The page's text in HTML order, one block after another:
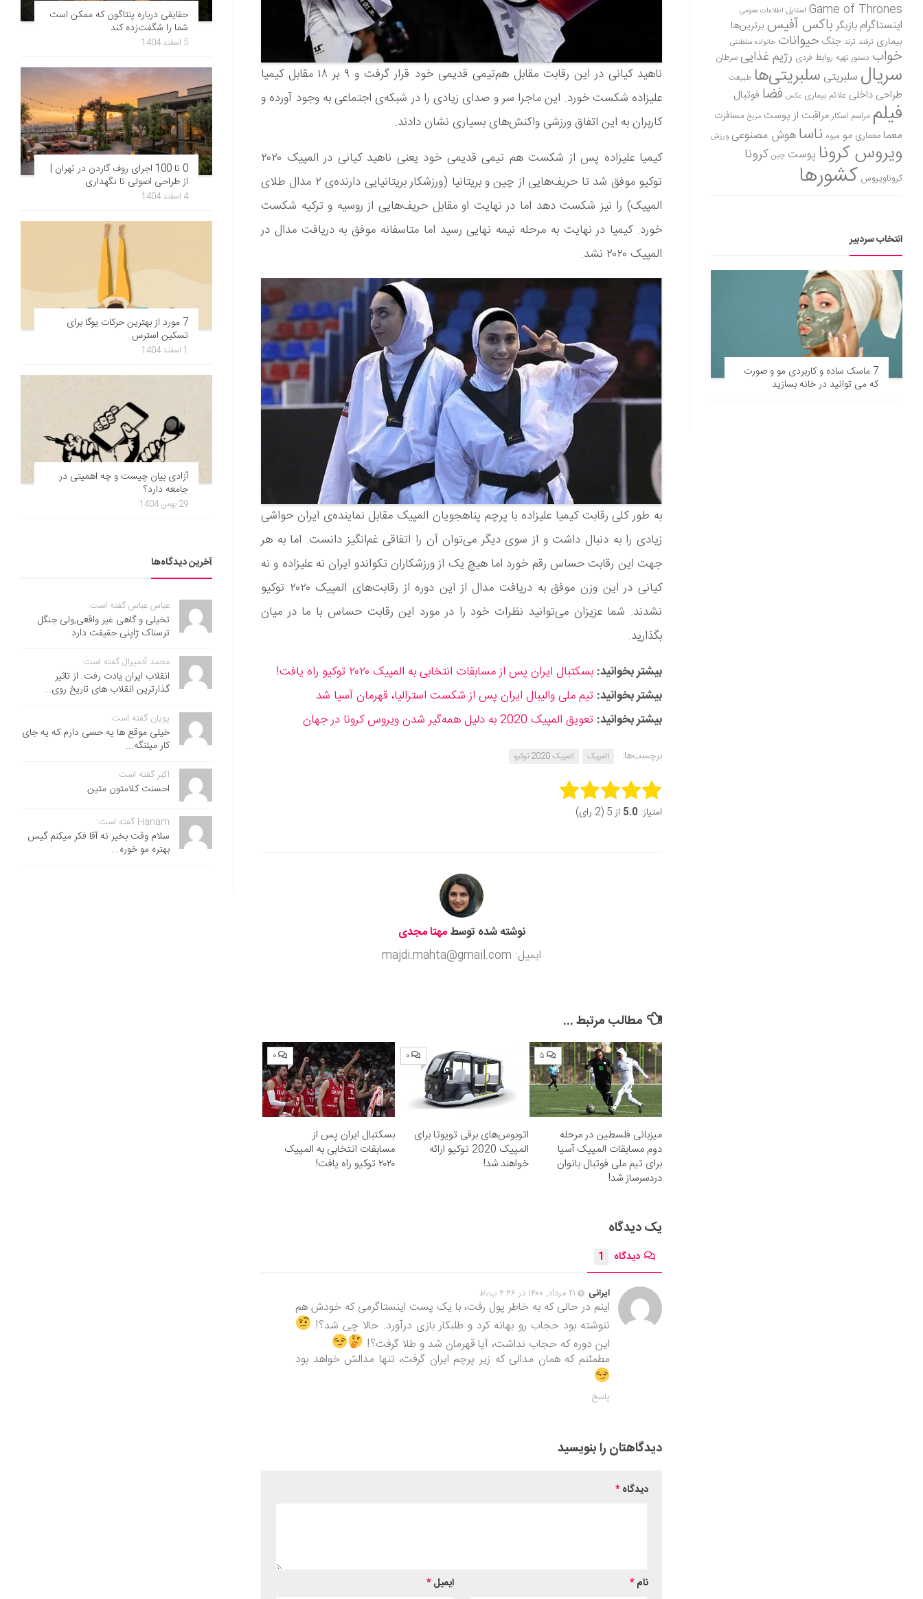
ناهید کیانی در این رقابت مقابل هم‌تیمی قدیمی خود قرار گرفت و ۹ بر ۱۸ مقابل کیمیا‌
علیزاده شکست خورد. این ماجرا سر و صدای زیادی را در شبکه‌ی اجتماعی به وجود آورده و
کاربران به این اتفاق ورزشی واکنش‌های بسیاری نشان دادند.
کیمیا علیزاده پس از شکست هم تیمی قدیمی خود یعنی ناهید کیانی در المپیک ۲۰۲۰
توکیو موفق شد تا حریف‌هایی از چین و بریتانیا (ورزشکار بریتانیایی دارنده‌ی ۲ مدال طلای
المپیک) را نیز شکست دهد اما در نهایت او مقابل حریف‌هایی از روسیه و ترکیه شکست
خورد. کیمیا در نهایت به مرحله نیمه نهایی رسید اما متاسفانه موفق به دریافت مدال در
المپیک ۲۰۲۰ نشد.
به طور کلی رقابت کیمیا علیزاده با پرچم پناهجویان المپیک مقابل نماینده‌ی ایران حواشی
زیادی را به دنبال داشت و از سوی دیگر می‌توان آن را اتفاقی غم‌انگیز دانست. اما به هر
جهت این رقابت حساس رقم خورد اما هیچ یک از ورزشکاران تکواندو ایران نه علیزاده و نه
کیانی در این وزن موفق به دریافت مدال از این دوره از رقابت‌های المپیک ۲۰۲۰ توکیو
نشدند. شما عزیزان می‌توانید نظرات خود را در مورد این رقابت حساس با ما در میان
بگذارید.
بیشتر بخوانید: بسکتبال ایران پس از مسابقات انتخابی به المپیک ۲۰۲۰ توکیو راه یافت!
بیشتر بخوانید: تیم ملی والیبال ایران پس از شکست استرالیا، قهرمان آسیا شد
بیشتر بخوانید: تعویق المپیک 2020 به دلیل همه‌گیر شدن ویروس کرونا در جهان
برچسب‌ها: المپیک المپیک 2020 توکیو
Rate this item:
امتیاز: 5.0 از 5 (2 رای)
نوشته شده توسطمهتا مجدی
ایمیل: majdi.mahta@gmail.com
مطالب مرتبط ...
۵
میزبانی فلسطین در مرحله
دوم مسابقات المپیک آسیا
برای تیم ملی فوتبال بانوان
دردسرساز شد!
۰
اتوبوس‌های برقی تویوتا برای
المپیک 2020 توکیو ارائه
خواهند شد!
۰
بسکتبال ایران پس از
مسابقات انتخابی به المپیک
۲۰۲۰ توکیو راه یافت!
یک دیدگاه
دیدگاه 1
ایرانی ۲۱ مرداد, ۱۴۰۰ در ۴:۴۶ ب٫ظ
اینم در حالی که به خاطر پول رفت، با یک پست اینستاگرمی که خودش هم
ننوشته بود حجاب رو بهانه کرد و طلبکار بازی درآورد. حالا چی شد؟!
این دوره که حجاب نداشت، آیا قهرمان شد و طلا گرفت؟!
مطمئنم که همان مدالی که زیر پرچم ایران گرفت، تنها مدالش خواهد بود
پاسخ
دیدگاهتان را بنویسید
دیدگاه*
نام* ایمیل*
Game of Thrones استایل اطلاعات عمومی
اینستاگرام بازیگر باکس آفیس برترین‌ها
بیماری ترفند ترند جنگ حیوانات خانواده سلطنتی
خواب دستور تهیه روابط فردی رژیم غذاییسرطان
سریال سلبریتی سلبریتی‌ها طبیعت
طراحی داخلی علائم بیماری عکس فضا فوتبال
فیلم مراسم اسکارمراقبت از پوست مریخ مسافرت
معمامعماری مو میوه ناساهوش مصنوعی ورزش
ویروس کرونا پوست چین کرونا
کروناویروس کشورها
انتخاب سردبیر
7 ماسک ساده و کاربردی مو و صورت
که می ‌توانید در خانه بسازید
حقایقی درباره پنتاگون که ممکن است
شما را شگفت‌زده کند
5 اسفند 1404
0 تا 100 اجرای روف گاردن در تهران |
از طراحی اصولی تا نگهداری
4 اسفند 1404
7 مورد از بهترین حرکات یوگا برای
تسکین استرس
1 اسفند 1404
آزادی بیان چیست و چه اهمیتی در
جامعه دارد؟
29 بهمن 1404
آخرین دیدگاه‌ها
عباس عباس گفته است:
تخیلی و گاهی غیر واقعی,ولی جنگل
ترسناک ژاپنی حقیقت دارد
محمد آدمیرال گفته است:
انقلاب ایران یادت رفت. از تاثیر
گذارترین انقلاب های تاریخ روی...
پویان گفته است:
خیلی موقع ها یه حسی دارم که یه جای
کار میلنگه...
اکبر گفته است:
احسنت ‌کلامتون متین
Hanam گفته است:
سلام وقت بخیر نه آقا فکر میکنم گیس
بهتره مو خوره...